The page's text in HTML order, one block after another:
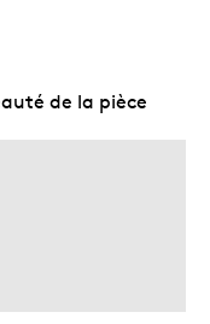
de la pièce